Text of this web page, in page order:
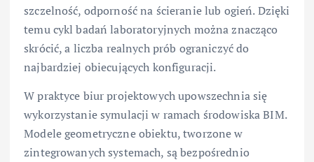
szczelność, odporność na ścieranie lub ogień. Dzięki
temu cykl badań laboratoryjnych można znacząco
skrócić, a liczba realnych prób ograniczyć do
najbardziej obiecujących konfiguracji.
W praktyce biur projektowych upowszechnia się
wykorzystanie symulacji w ramach środowiska BIM.
Modele geometryczne obiektu, tworzone w
zintegrowanych systemach, są bezpośrednio